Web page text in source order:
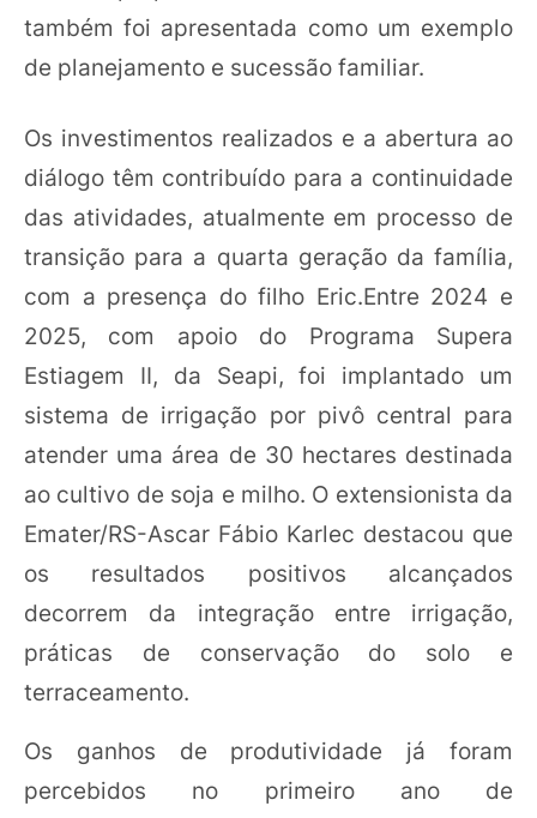
também foi apresentada como um exemplo
de planejamento e sucessão familiar.
Os investimentos realizados e a abertura ao
diálogo têm contribuído para a continuidade
das atividades, atualmente em processo de
transição para a quarta geração da família,
com a presença do filho Eric.Entre 2024 e
2025, com apoio do Programa Supera
Estiagem II, da Seapi, foi implantado um
sistema de irrigação por pivô central para
atender uma área de 30 hectares destinada
ao cultivo de soja e milho. O extensionista da
Emater/RS-Ascar Fábio Karlec destacou que
os resultados positivos alcançados
decorrem da integração entre irrigação,
práticas de conservação do solo e
terraceamento.
Os ganhos de produtividade já foram
percebidos no primeiro ano de